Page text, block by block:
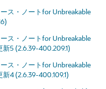
ス・ノートfor Unbreakable
ス・ノートfor Unbreakable
5 (2.6.39-400.209.1)
ス・ノートfor Unbreakable
4 (2.6.39-400.109.1)